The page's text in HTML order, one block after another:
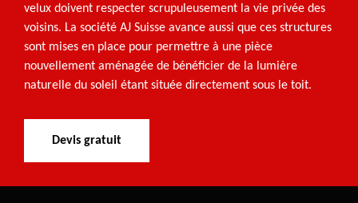
velux doivent respecter scrupuleusement la vie privée des
voisins. La société AJ Suisse avance aussi que ces structures
sont mises en place pour permettre à une pièce
nouvellement aménagée de bénéficier de la lumière
naturelle du soleil étant située directement sous le toit.
Devis gratuit